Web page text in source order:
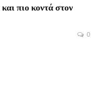
πιο κοντά στον
0